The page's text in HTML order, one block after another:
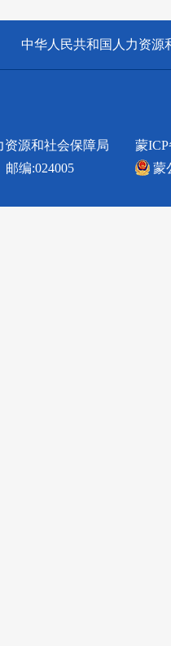
中华人民共和国人力资源
资源和社会保障局
编:024005
蒙ICP
蒙